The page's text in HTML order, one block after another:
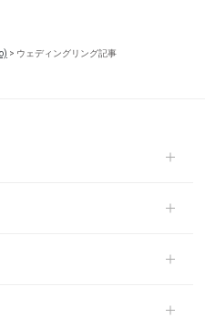
> ウェディングリング記事